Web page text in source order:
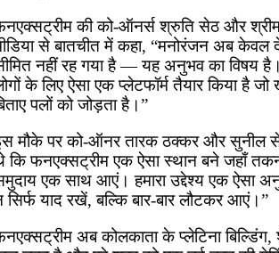
की को-ऑनर्स श्रुति सेठ और
से बातचीत में कहा, “मनोरंजन अब
नहीं रह गया है — यह अनुभव का विषय
के लिए ऐसा एक प्लेटफॉर्म तैयार किया है
पलों को जोड़ता है।”
मौके पर को-ऑनर तारक ठक्कर और सुनील
कि फनएक्सट्रीम एक ऐसा स्थान बने जहाँ
एक साथ आएं। हमारा उद्देश्य एक ऐसा
सिर्फ याद रखें, बल्कि बार-बार लौटकर आएं।”
अब कोलकाता के प्लेटिना